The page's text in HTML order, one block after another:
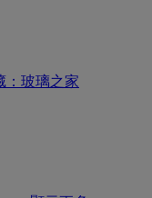
：玻璃之家